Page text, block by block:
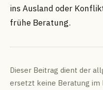
ins Ausland oder
frühe Beratung.
Dieser Beitrag dient der
ersetzt keine Beratung im